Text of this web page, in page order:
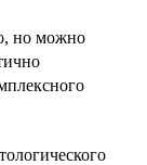
но можно